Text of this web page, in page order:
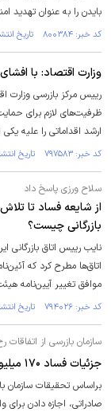
بایدن را به عنوان تهدید
کد خبر: ۸۰۰۳۸۴ تاریخ انتشار : ۱۴۰۱/۰۷/۱۹
وزارت اقتصاد: با افشای فساد ۱ میلیارد تومان
رییس مرکز بازرسی وزارت
ظرفیت‌های لازم برای
ارشد اقداماتی را علیه
کد خبر: ۷۹۷۵۸۳ تاریخ انتشار : ۱۴۰۱/۰۷/۰۸
سلاح ورزی پاسخ داد
از شایعه فساد تا
بازرگانی چیست؟
نایب رییس اتاق
اتاق‌ها مطرح کرد که
موافق تغییر آیین‌نامه
کد خبر: ۷۹۴۰۲۶ تاریخ انتشار : ۱۴۰۱/۰۶/۲۲
سازمان بازرسی از اتفاقات
جزئیات فساد ۱۷۰ میلیون دلاری پتروشیمی مهر
صادراتی، اجازه دادن برای